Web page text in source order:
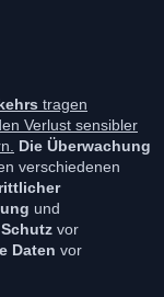
tragen
Verlust sensibler
Die Überwachung
verschiedenen
und
Schutz vor
Daten vor